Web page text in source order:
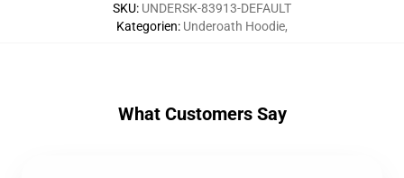
SKU: UNDERSK-83913-DEFAULT
Kategorien: Underoath Hoodie,
What Customers Say